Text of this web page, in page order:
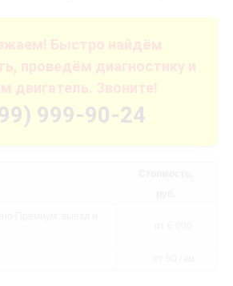
Быстро найдём
проведём диагностику и
двигатель. Звоните!
999-90-24